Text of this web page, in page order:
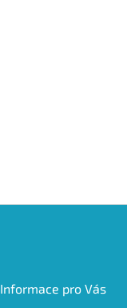
Informace pro Vás